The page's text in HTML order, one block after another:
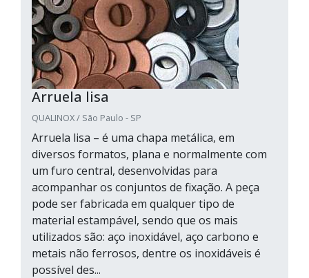
Arruela lisa
QUALINOX / São Paulo - SP
Arruela lisa – é uma chapa metálica, em
diversos formatos, plana e normalmente com
um furo central, desenvolvidas para
acompanhar os conjuntos de fixação. A peça
pode ser fabricada em qualquer tipo de
material estampável, sendo que os mais
utilizados são: aço inoxidável, aço carbono e
metais não ferrosos, dentre os inoxidáveis é
possível des...